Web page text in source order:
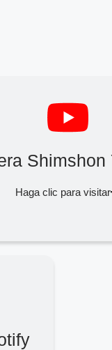
Shimshon
Haga clic para visitar